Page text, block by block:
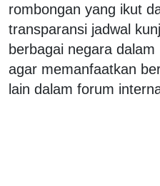
rombongan yang ikut
transparansi jadwal
berbagai negara
agar memanfaatkan
lain dalam forum